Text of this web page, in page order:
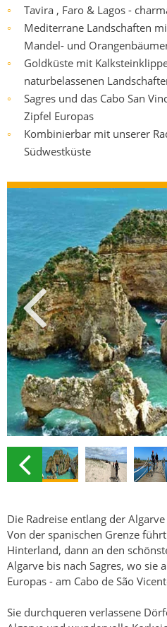
○ Tavira , Faro & Lagos -
○
Mediterrane Landschaften
Mandel- und
○
Goldküste mit
naturbelassenen
○
Sagres und das Cabo San
Zipfel Europas
○
Kombinierbar mit unserer
Südwestküste
Die Radreise entlang der
Von der spanischen Grenze
Hinterland, dann an den
Algarve bis nach Sagres, wo sie
Europas - am Cabo de São
Sie durchqueren verlassene